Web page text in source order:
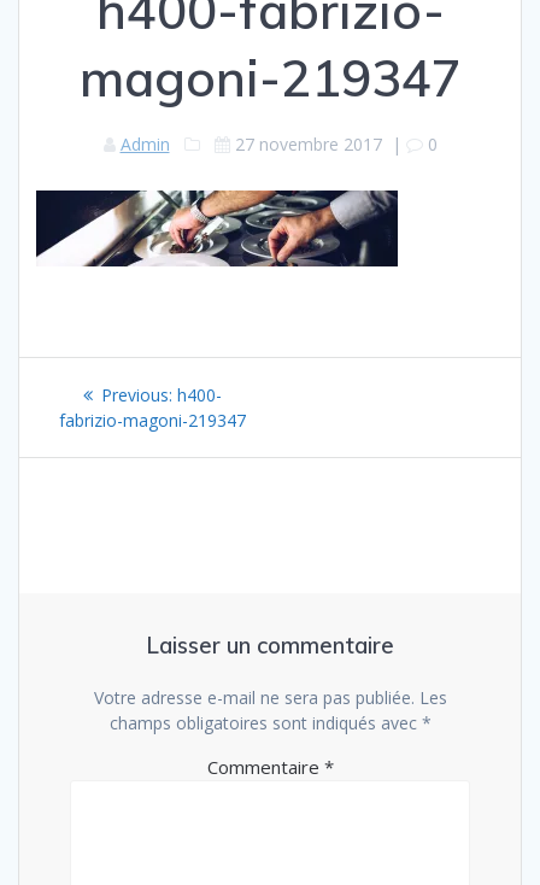
magoni-219347
Admin 27 novembre 2017| 0
Navigation
Previous: Previous
post:
h400-
fabrizio-magoni-219347
Laisser un commentaire
Votre adresse e-mail ne sera pas publiée. Les
champs obligatoires sont indiqués avec *
Commentaire *